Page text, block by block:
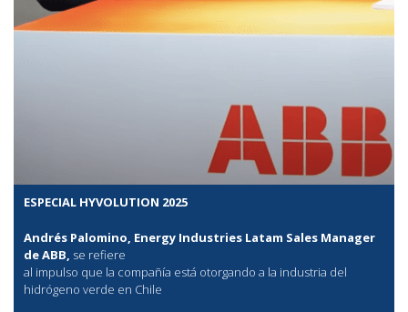
ESPECIAL HYVOLUTION 2025
Andrés Palomino, Energy Industries Latam Sales Manager
de ABB, se refiere
al impulso que la compañía está otorgando a la industria del
hidrógeno verde en Chile